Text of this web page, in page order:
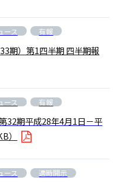
ース 有報
期）第1四半期 四半期報
ース 有報
32期平成28年4月1日－平
）
ース
適時開示